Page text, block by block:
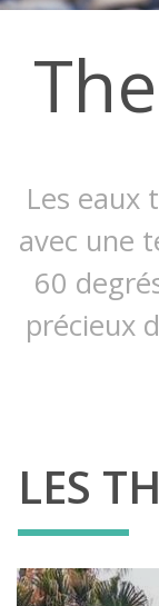
Les eaux
avec une
60
précieux
LES